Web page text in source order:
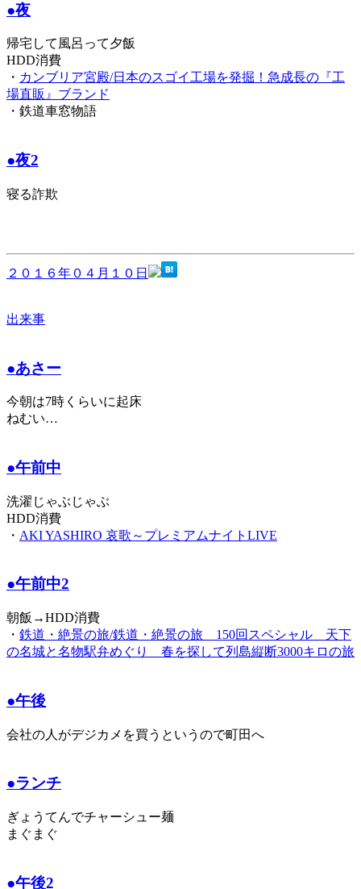
●夜
帰宅して風呂って夕飯
HDD消費
・ カンブリア宮殿/日本のスゴイ工場を発掘！急成長の『工
場直販』ブランド
・鉄道車窓物語
●夜2
寝る詐欺
２０１６年０４月１０日
出来事
●あさー
今朝は7時くらいに起床
ねむい…
●午前中
洗濯じゃぶじゃぶ
HDD消費
・ AKI YASHIRO 哀歌～プレミアムナイトLIVE
●午前中2
朝飯→HDD消費
・ 鉄道・絶景の旅/鉄道・絶景の旅 150回スペシャル 天下
の名城と名物駅弁めぐり 春を探して列島縦断3000キロの旅
●午後
会社の人がデジカメを買うというので町田へ
●ランチ
ぎょうてんでチャーシュー麺
まぐまぐ
●午後2